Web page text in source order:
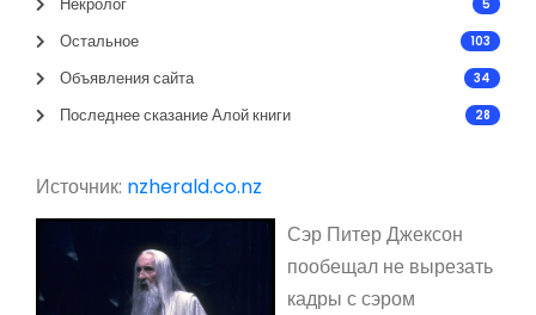
5
Остальное 103
Объявления сайта 34
Последнее сказание Алой книги 28
Источник: nzherald.co.nz
Сэр Питер Джексон
пообещал не вырезать
кадры с сэром